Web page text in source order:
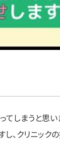
しまうと思い
クリニックの